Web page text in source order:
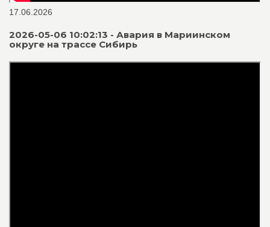
17.06.2026
2026-05-06 10:02:13 - Авария в Мариинском
округе на трассе Сибирь